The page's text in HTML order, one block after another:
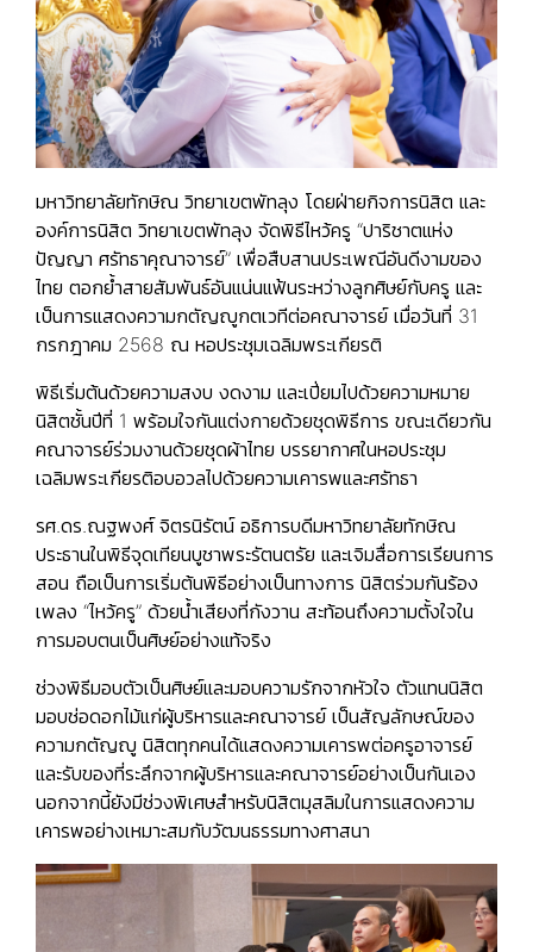
มหาวิทยาลัยทักษิณ วิทยาเขตพัทลุง โดยฝ่ายกิจการนิสิต และ
องค์การนิสิต วิทยาเขตพัทลุง จัดพิธีไหว้ครู “ปาริชาตแห่ง
ปัญญา ศรัทธาคุณาจารย์” เพื่อสืบสานประเพณีอันดีงามของ
ไทย ตอกย้ำสายสัมพันธ์อันแน่นแฟ้นระหว่างลูกศิษย์กับครู และ
เป็นการแสดงความกตัญญูกตเวทีต่อคณาจารย์ เมื่อวันที่ 31
กรกฎาคม 2568 ณ หอประชุมเฉลิมพระเกียรติ
พิธีเริ่มต้นด้วยความสงบ งดงาม และเปี่ยมไปด้วยความหมาย
นิสิตชั้นปีที่ 1 พร้อมใจกันแต่งกายด้วยชุดพิธีการ ขณะเดียวกัน
คณาจารย์ร่วมงานด้วยชุดผ้าไทย บรรยากาศในหอประชุม
เฉลิมพระเกียรติอบอวลไปด้วยความเคารพและศรัทธา
รศ.ดร.ณฐพงศ์ จิตรนิรัตน์ อธิการบดีมหาวิทยาลัยทักษิณ
ประธานในพิธีจุดเทียนบูชาพระรัตนตรัย และเจิมสื่อการเรียนการ
สอน ถือเป็นการเริ่มต้นพิธีอย่างเป็นทางการ นิสิตร่วมกันร้อง
เพลง “ไหว้ครู” ด้วยน้ำเสียงที่กังวาน สะท้อนถึงความตั้งใจใน
การมอบตนเป็นศิษย์อย่างแท้จริง
ช่วงพิธีมอบตัวเป็นศิษย์และมอบความรักจากหัวใจ ตัวแทนนิสิต
มอบช่อดอกไม้แก่ผู้บริหารและคณาจารย์ เป็นสัญลักษณ์ของ
ความกตัญญู นิสิตทุกคนได้แสดงความเคารพต่อครูอาจารย์
และรับของที่ระลึกจากผู้บริหารและคณาจารย์อย่างเป็นกันเอง
นอกจากนี้ยังมีช่วงพิเศษสำหรับนิสิตมุสลิมในการแสดงความ
เคารพอย่างเหมาะสมกับวัฒนธรรมทางศาสนา